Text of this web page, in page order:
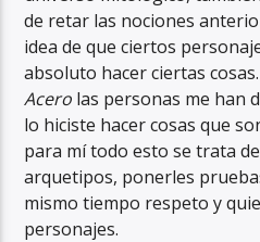
de retar las nociones
idea de que ciertos
absoluto hacer ciertas
Acero las personas me han
lo hiciste hacer cosas que
para mí todo esto se trata
arquetipos, ponerles
mismo tiempo respeto y
personajes.